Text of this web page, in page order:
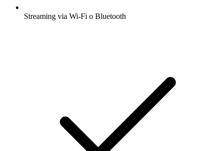
Streaming via Wi-Fi o Bluetooth